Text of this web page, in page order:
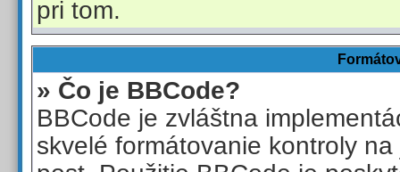
pri tom.
» Čo je BBCode?
BBCode je zvláštna
skvelé formátovanie kontroly